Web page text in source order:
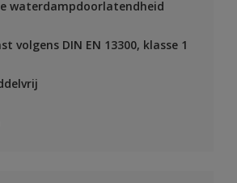
waterdampdoorlatendheid
volgens DIN EN 13300, klasse 1